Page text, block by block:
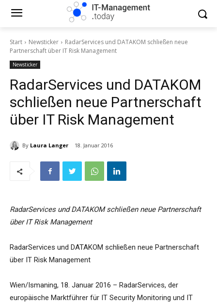
Start Newsticker
RadarServices und DATAKOM schließen neue
Partnerschaft über IT Risk Management
Newsticker
RadarServices und DATAKOM
schließen neue Partnerschaft
über IT Risk Management
By Laura Langer 18. Januar 2016
RadarServices und DATAKOM schließen neue Partnerschaft
über IT Risk Management
RadarServices und DATAKOM schließen neue Partnerschaft
über IT Risk Management
Wien/Ismaning, 18. Januar 2016 – RadarServices, der
europäische Marktführer für IT Security Monitoring und IT